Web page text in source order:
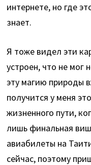
интернете, но где
знает.
Я тоже видел эти
устроен, что не мог
эту магию природы
получится у меня
жизненного пути,
лишь финальная
авиабилеты на
сейчас, поэтому